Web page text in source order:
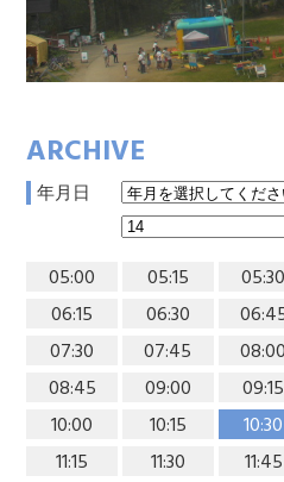
ARCHIVE
年月日
05:00 05:15 05:30
06:15
06:30
07:30
07:45 08:00
08:45
09:00 09:15
10:00
10:15 10:30
11:15
11:30 11:45